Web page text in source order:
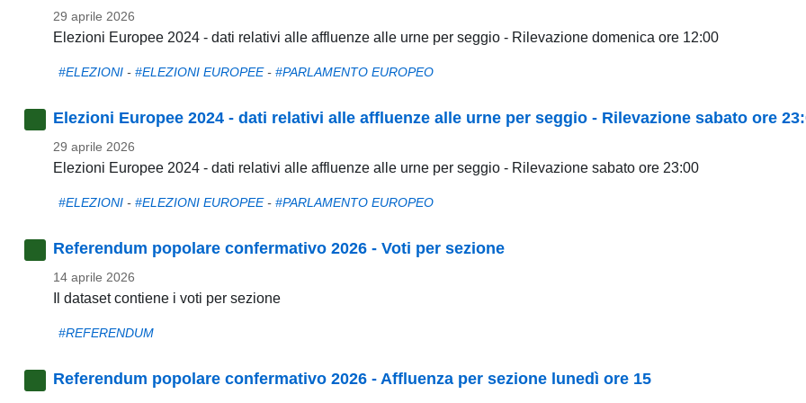
29 aprile 2026
Elezioni Europee 2024 - dati relativi alle affluenze alle urne per seggio - Rilevazione domenica ore 12:00
#ELEZIONI -#ELEZIONI EUROPEE-#PARLAMENTO EUROPEO
Elezioni Europee 2024 - dati relativi alle affluenze alle urne per seggio - Rilevazione sabato ore
29 aprile 2026
Elezioni Europee 2024 - dati relativi alle affluenze alle urne per seggio - Rilevazione sabato ore 23:00
#ELEZIONI -#ELEZIONI EUROPEE-#PARLAMENTO EUROPEO
Referendum popolare confermativo 2026 - Voti per sezione
14 aprile 2026
Il dataset contiene i voti per sezione
#REFERENDUM
Referendum popolare confermativo 2026 - Affluenza per sezione lunedì ore 15